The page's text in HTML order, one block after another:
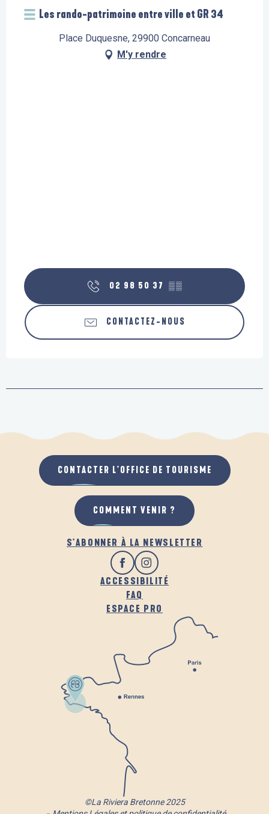
Les rando-patrimoine entre ville et GR 34
Place Duquesne, 29900 Concarneau
M'y rendre
02 98 50 37 ▒▒
CONTACTEZ-NOUS
S'ABONNER À LA NEWSLETTER
ACCESSIBILITÉ
FAQ
ESPACE PRO
CONTACTER L'OFFICE DE TOURISME
COMMENT VENIR ?
©La Riviera Bretonne 2025